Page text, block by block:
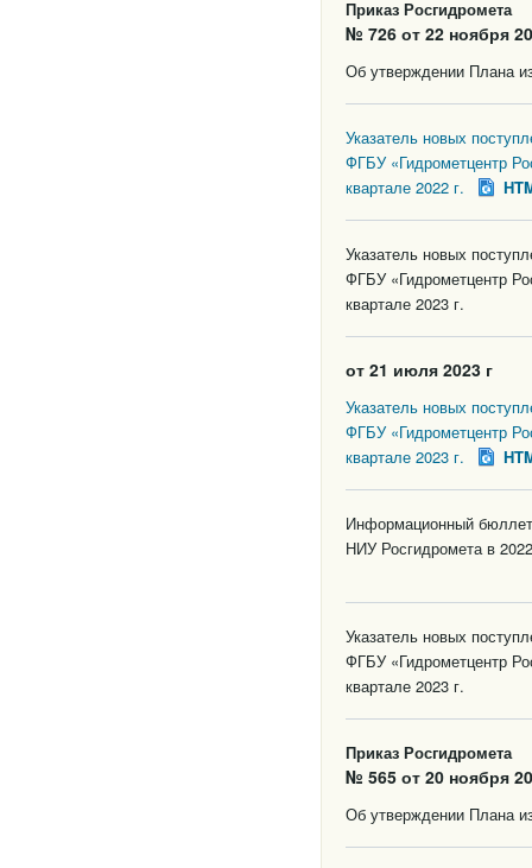
Приказ Росгидромета
№ 726 от 22 ноября
Об утверждении Плана
Указатель новых
ФГБУ «Гидрометцентр
квартале 2022 г.
Указатель новых
ФГБУ «Гидрометцентр
квартале 2023 г.
от 21 июля 2023 г
Указатель новых
ФГБУ «Гидрометцентр
квартале 2023 г.
Информационный
НИУ Росгидромета в
Указатель новых
ФГБУ «Гидрометцентр
квартале 2023 г.
Приказ Росгидромета
№ 565 от 20 ноября
Об утверждении Плана